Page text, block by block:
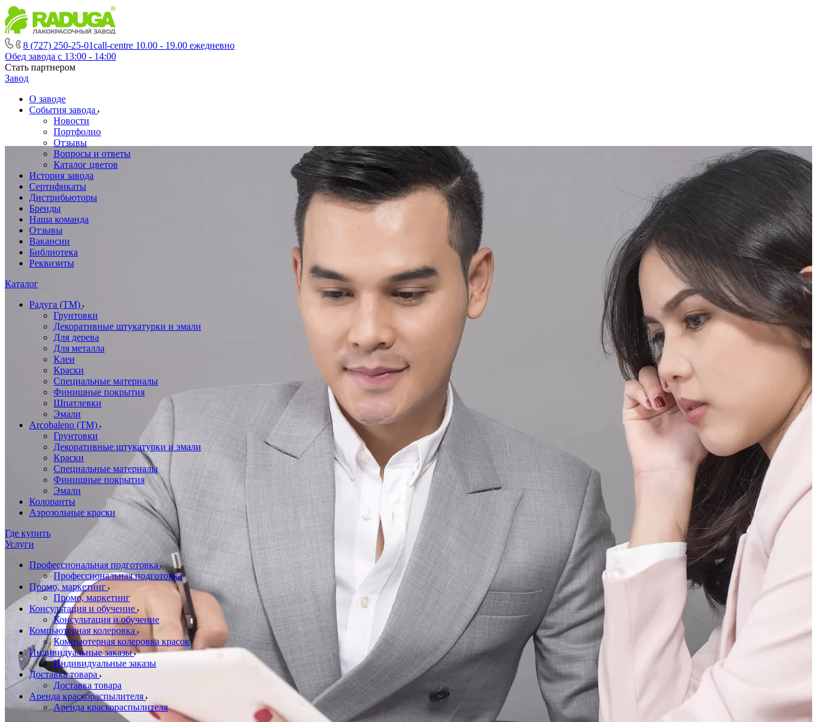
8 (727) 250-25-01call-centre 10.00 - 19.00 ежедневно
Обед завода с 13:00 - 14:00
Стать партнером
Завод
О заводе
События завода
Новости
Портфолио
Отзывы
Вопросы и ответы
Каталог цветов
История завода
Сертификаты
Дистрибьюторы
Бренды
Наша команда
Отзывы
Вакансии
Библиотека
Реквизиты
Каталог
Радуга (ТМ)
Грунтовки
Декоративные штукатурки и эмали
Для дерева
Для металла
Клеи
Краски
Специальные материалы
Финишные покрытия
Шпатлевки
Эмали
Arcobaleno (ТМ)
Грунтовки
Декоративные штукатурки и эмали
Краски
Специальные материалы
Финишные покрытия
Эмали
Колоранты
Аэрозольные краски
Где купить
Услуги
Профессиональная подготовка
Профессиональная подготовка
Промо, маркетинг
Промо, маркетинг
Консультация и обучение
Консультация и обучение
Компьютерная колеровка
Компьютерная колеровка красок
Индивидуальные заказы
Индивидуальные заказы
Доставка товара
Доставка товара
Аренда краскораспылителя
Аренда краскораспылителя